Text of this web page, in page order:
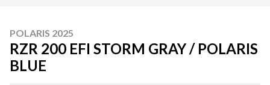
POLARIS 2025
RZR 200 EFI STORM GRAY / POLARIS
BLUE